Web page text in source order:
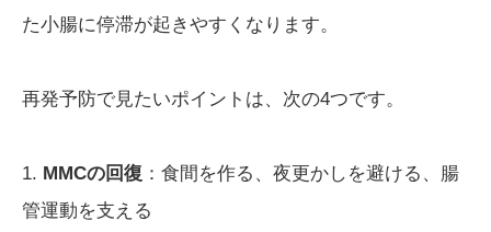
た小腸に停滞が起きやすくなります。
再発予防で見たいポイントは、次の4つです。
1. MMCの回復 ：食間を作る、夜更かしを避ける、腸
管運動を支える